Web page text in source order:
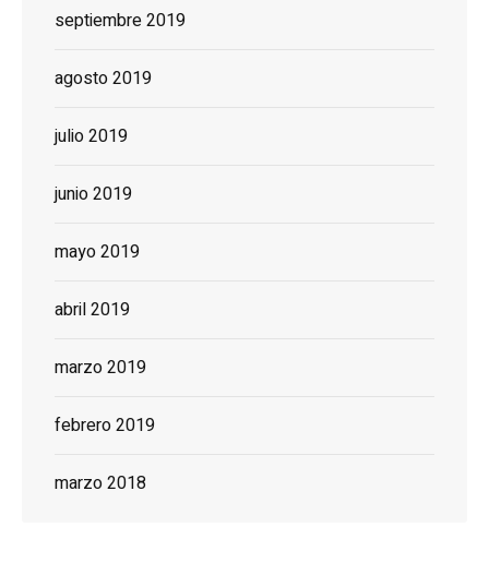
septiembre 2019
agosto 2019
julio 2019
junio 2019
mayo 2019
abril 2019
marzo 2019
febrero 2019
marzo 2018